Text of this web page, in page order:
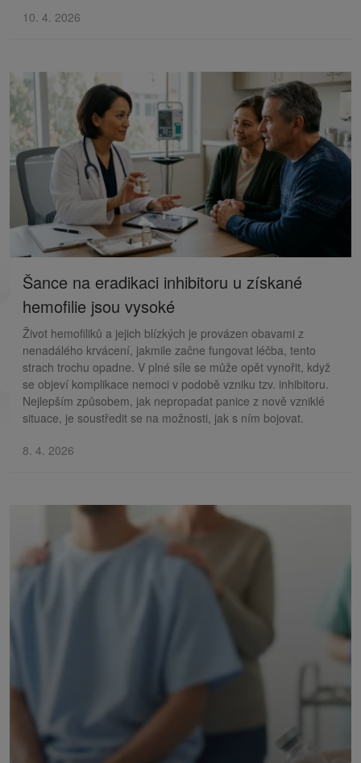
10. 4. 2026
Šance na eradikaci inhibitoru u získané
hemofilie jsou vysoké
Život hemofiliků a jejich blízkých je provázen obavami z
nenadálého krvácení, jakmile začne fungovat léčba, tento
strach trochu opadne. V plné síle se může opět vynořit, když
se objeví komplikace nemoci v podobě vzniku tzv. inhibitoru.
Nejlepším způsobem, jak nepropadat panice z nově vzniklé
situace, je soustředit se na možnosti, jak s ním bojovat.
8. 4. 2026